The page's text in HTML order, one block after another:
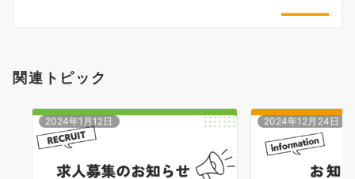
シ
ン
関連トピック
2024年1月12日 2024年12月24日